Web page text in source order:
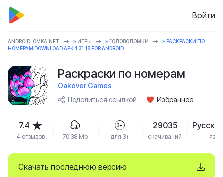
Войти
ANDROIDLOMKA.NET » ИГРЫ » ГОЛОВОЛОМКИ
» РАСКРАСКИ ПО
НОМЕРАМ DOWNLOAD APK 4.31.18 FOR ANDROID
Раскраски по номерам
Oakever Games
Поделиться ссылкой
Избранное
Скачать последнюю версию
7.4
4 отзывов 70.38 Mb
3+
для 3+
29035
скачиваний
Русский
язык